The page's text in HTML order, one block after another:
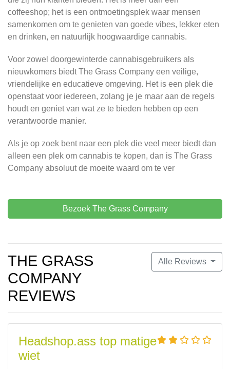
coffeeshop; het is een ontmoetingsplek waar mensen
samenkomen om te genieten van goede vibes, lekker eten
en drinken, en natuurlijk hoogwaardige cannabis.
Voor zowel doorgewinterde cannabisgebruikers als
nieuwkomers biedt The Grass Company een veilige,
vriendelijke en educatieve omgeving. Het is een plek die
openstaat voor iedereen, zolang je je maar aan de regels
houdt en geniet van wat ze te bieden hebben op een
verantwoorde manier.
Als je op zoek bent naar een plek die veel meer biedt dan
alleen een plek om cannabis te kopen, dan is The Grass
Company absoluut de moeite waard om te ver
Bezoek The Grass Company
Alle Reviews
THE GRASS
COMPANY
REVIEWS
Headshop.ass top matige
wiet